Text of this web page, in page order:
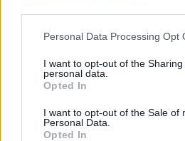
Personal Data Processing Opt
I want to opt-out of the
personal data.
Opted In
I want to opt-out of the Sale of
Personal Data.
Opted In
ivana-